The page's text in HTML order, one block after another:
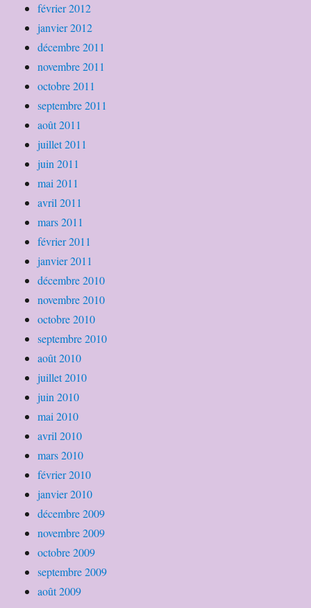
février 2012
janvier 2012
décembre 2011
novembre 2011
octobre 2011
septembre 2011
août 2011
juillet 2011
juin 2011
mai 2011
avril 2011
mars 2011
février 2011
janvier 2011
décembre 2010
novembre 2010
octobre 2010
septembre 2010
août 2010
juillet 2010
juin 2010
mai 2010
avril 2010
mars 2010
février 2010
janvier 2010
décembre 2009
novembre 2009
octobre 2009
septembre 2009
août 2009